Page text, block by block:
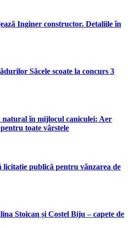
Inginer constructor. Detaliile în
Săcele scoate la concurs 3
în mijlocul caniculei: Aer
toate vârstele
licitație publică pentru vânzarea de
Stoican și Costel Biju – capete de